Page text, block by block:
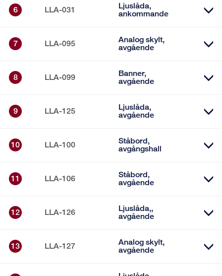
6 LLA-031
Ljuslåda,
ankommande
7 LLA-095
Analog skylt,
avgående
8 LLA-099
Banner,
avgående
9 LLA-125
Ljuslåda,
avgående
10 LLA-100
Ståbord,
avgångshall
11 LLA-106
Ståbord,
avgående
12 LLA-126
Ljuslåda,,
avgående
13 LLA-127
Analog skylt,
avgående